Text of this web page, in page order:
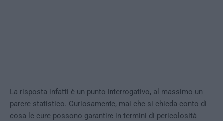
La risposta infatti è un punto interrogativo, al massimo un
parere statistico. Curiosamente, mai che si chieda conto di
cosa le cure possono garantire in termini di pericolosità